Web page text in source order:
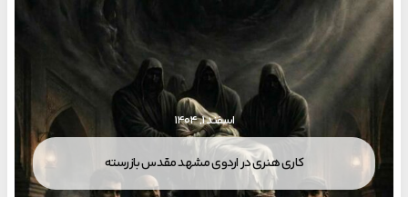
اسفند ۱, ۱۴۰۴
کاری هنری در اردوی مشهد مقدس بازرسته